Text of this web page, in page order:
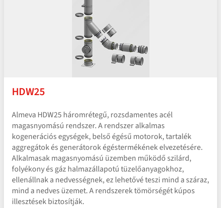
HDW25
Almeva HDW25 háromrétegű, rozsdamentes acél
magasnyomású rendszer. A rendszer alkalmas
kogenerációs egységek, belső égésű motorok, tartalék
aggregátok és generátorok égéstermékének elvezetésére.
Alkalmasak magasnyomású üzemben működő szilárd,
folyékony és gáz halmazállapotú tüzelőanyagokhoz,
ellenállnak a nedvességnek, ez lehetővé teszi mind a száraz,
mind a nedves üzemet. A rendszerek tömörségét kúpos
illesztések biztosítják.